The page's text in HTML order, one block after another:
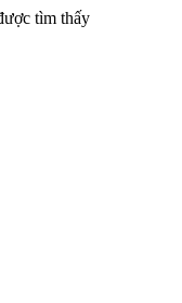
tìm thấy